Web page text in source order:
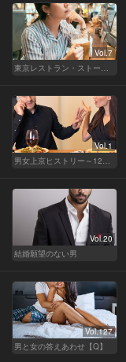
Vol.7
Vol.1
Vol.20
結婚願望のない男
Vol.127
男と女の答えあわせ【Q】